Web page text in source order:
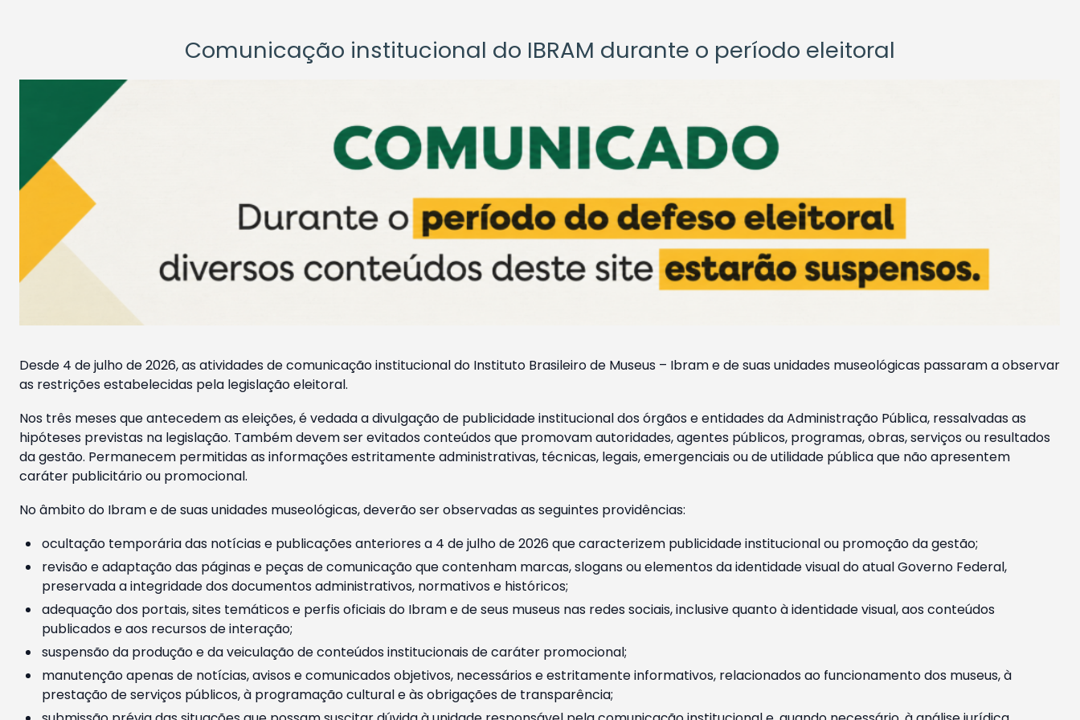
Comunicação institucional do IBRAM durante o período eleitoral
Desde 4 de julho de 2026, as atividades de comunicação institucional do Instituto Brasileiro de Museus – Ibram e de suas unidades museológicas passaram a observar
as restrições estabelecidas pela legislação eleitoral.
Nos três meses que antecedem as eleições, é vedada a divulgação de publicidade institucional dos órgãos e entidades da Administração Pública, ressalvadas as
hipóteses previstas na legislação. Também devem ser evitados conteúdos que promovam autoridades, agentes públicos, programas, obras, serviços ou resultados
da gestão. Permanecem permitidas as informações estritamente administrativas, técnicas, legais, emergenciais ou de utilidade pública que não apresentem
caráter publicitário ou promocional.
No âmbito do Ibram e de suas unidades museológicas, deverão ser observadas as seguintes providências:
ocultação temporária das notícias e publicações anteriores a 4 de julho de 2026 que caracterizem publicidade institucional ou promoção da gestão;
revisão e adaptação das páginas e peças de comunicação que contenham marcas, slogans ou elementos da identidade visual do atual Governo Federal,
preservada a integridade dos documentos administrativos, normativos e históricos;
adequação dos portais, sites temáticos e perfis oficiais do Ibram e de seus museus nas redes sociais, inclusive quanto à identidade visual, aos conteúdos
publicados e aos recursos de interação;
suspensão da produção e da veiculação de conteúdos institucionais de caráter promocional;
manutenção apenas de notícias, avisos e comunicados objetivos, necessários e estritamente informativos, relacionados ao funcionamento dos museus, à
prestação de serviços públicos, à programação cultural e às obrigações de transparência;